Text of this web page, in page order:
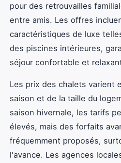
pour des retrouvailles
entre amis. Les offres
caractéristiques de luxe
des piscines intérieures,
séjour confortable et
Les prix des chalets varient
saison et de la taille du
saison hivernale, les tarifs
élevés, mais des forfaits
fréquemment proposés,
l'avance. Les agences